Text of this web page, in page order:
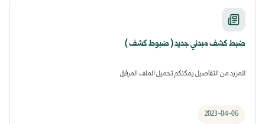
ضبط كشف مبدئي جديد ( ضبوط كشف )
للمزيد من التفاصيل يمكنكم تحميل الملف المرفق
2023-04-06